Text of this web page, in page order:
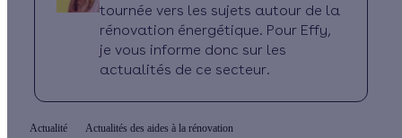
tournée vers les sujets autour de la
rénovation énergétique. Pour Effy,
je vous informe donc sur les
actualités de ce secteur.
Actualité Actualités des aides à la rénovation